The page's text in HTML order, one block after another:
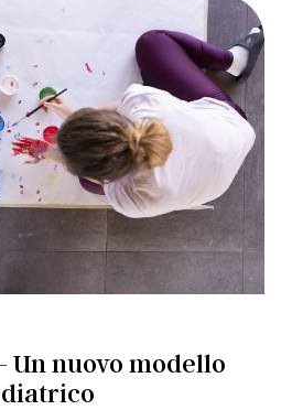
Un nuovo modello